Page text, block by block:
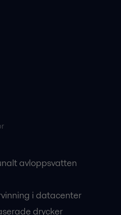
avloppsvatten
i datacenter
drycker